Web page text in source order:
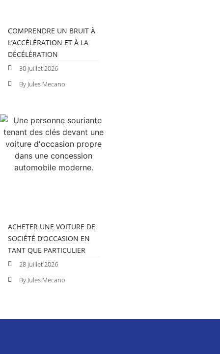
COMPRENDRE UN BRUIT À
L’ACCÉLÉRATION ET À LA
DÉCÉLÉRATION
30 juillet 2026
By Jules Mecano
ACHETER UNE VOITURE DE
SOCIÉTÉ D’OCCASION EN
TANT QUE PARTICULIER
28 juillet 2026
By Jules Mecano